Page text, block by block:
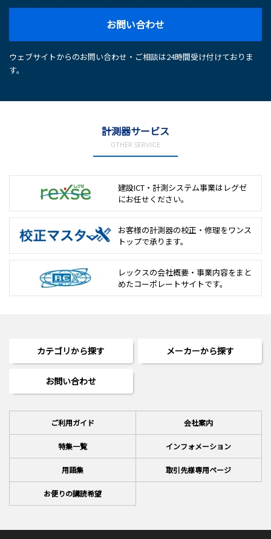
お問い合わせ
ウェブサイトからのお問い合わせ・ご相談は24時間受け付けておりま
す。
計測器サービス
OTHER SERVICE
建設ICT・計測システム事業は レグゼ
にお任せください。
お客様の計測器の校正・修理をワンス
トップで承ります。
レックスの会社概要・事業内容をまと
めたコーポレートサイトです。
カテゴリから探す メーカーから探す
お問い合わせ
ご利用ガイド 会社案内
特集一覧 インフォメーション
用語集 取引先様専用ページ
お便りの講読希望